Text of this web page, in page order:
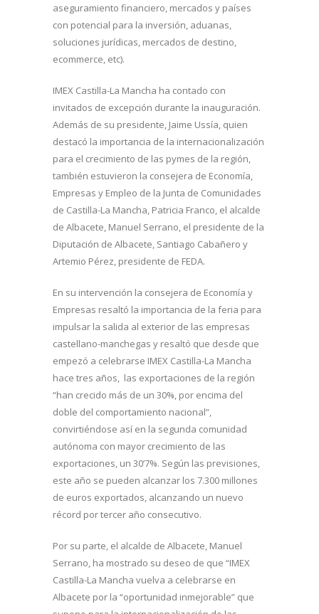
aseguramiento financiero, mercados y países
con potencial para la inversión, aduanas,
soluciones jurídicas, mercados de destino,
ecommerce, etc).
IMEX Castilla-La Mancha ha contado con
invitados de excepción durante la inauguración.
Además de su presidente, Jaime Ussía, quien
destacó la importancia de la internacionalización
para el crecimiento de las pymes de la región,
también estuvieron la consejera de Economía,
Empresas y Empleo de la Junta de Comunidades
de Castilla-La Mancha, Patricia Franco, el alcalde
de Albacete, Manuel Serrano, el presidente de la
Diputación de Albacete, Santiago Cabañero y
Artemio Pérez, presidente de FEDA.
En su intervención la consejera de Economía y
Empresas resaltó la importancia de la feria para
impulsar la salida al exterior de las empresas
castellano-manchegas y resaltó que desde que
empezó a celebrarse IMEX Castilla-La Mancha
hace tres años, las exportaciones de la región
“han crecido más de un 30%, por encima del
doble del comportamiento nacional”,
convirtiéndose así en la segunda comunidad
autónoma con mayor crecimiento de las
exportaciones, un 30’7%. Según las previsiones,
este año se pueden alcanzar los 7.300 millones
de euros exportados, alcanzando un nuevo
récord por tercer año consecutivo.
Por su parte, el alcalde de Albacete, Manuel
Serrano, ha mostrado su deseo de que “IMEX
Castilla-La Mancha vuelva a celebrarse en
Albacete por la “oportunidad inmejorable” que